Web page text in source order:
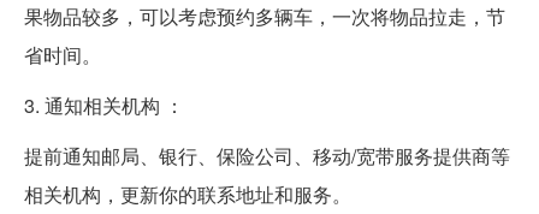
果物品较多，可以考虑预约多辆车，一次将物品拉走，节
省时间。
3. 通知相关机构 ：
提前通知邮局、银行、保险公司、移动/宽带服务提供商等
相关机构，更新你的联系地址和服务。